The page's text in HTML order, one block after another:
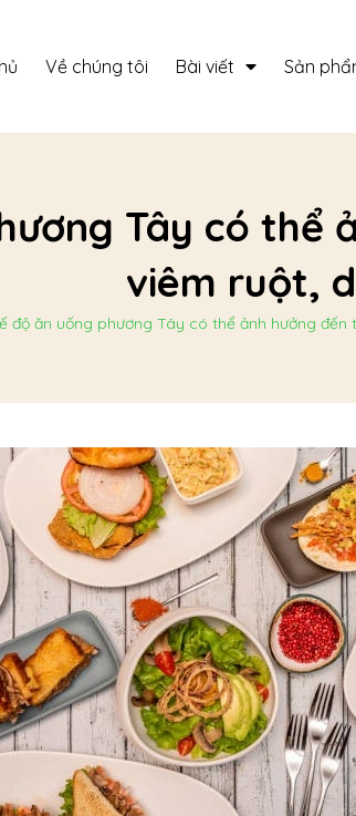
Về chúng tôi Bài viết Sản
Tây có thể
viêm ruột, d
độ ăn uống phương Tây có thể ảnh hưởng